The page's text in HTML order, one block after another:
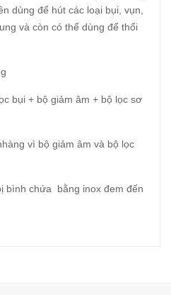
dùng để hút các loại bụi, vụn,
và còn có thể dùng để thổi
bụi + bộ giảm âm + bộ lọc sơ
vì bộ giảm âm và bộ lọc
bình chứa bằng inox đem đến